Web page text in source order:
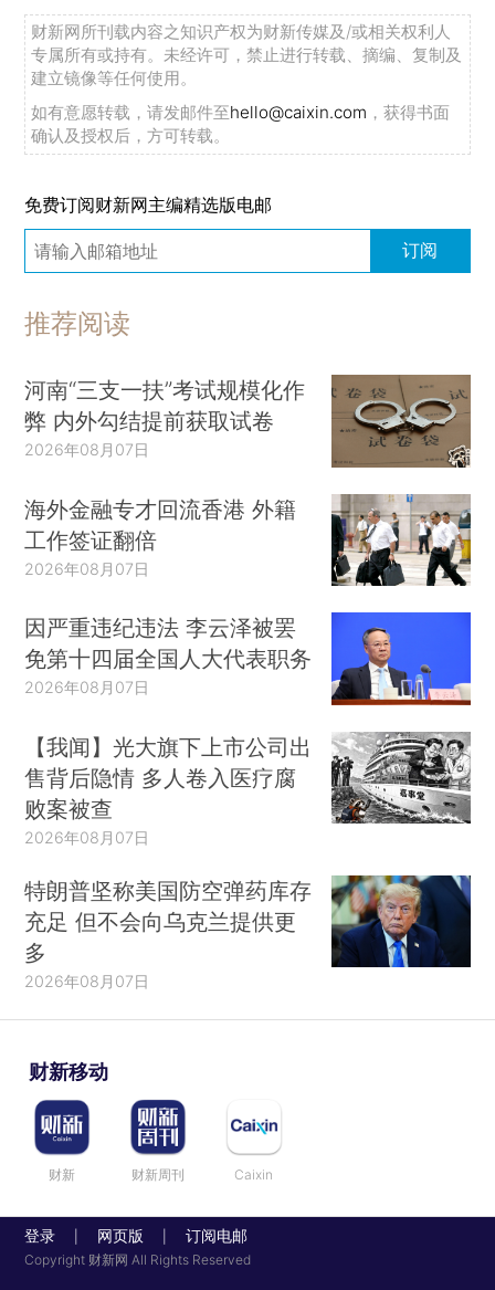
财新网所刊载内容之知识产权为财新传媒及/或相关权利人
专属所有或持有。未经许可，禁止进行转载、摘编、复制及
建立镜像等任何使用。
如有意愿转载，请发邮件至hello@caixin.com ，获得书面
确认及授权后，方可转载。
免费订阅财新网主编精选版电邮
订阅
推荐阅读
河南“三支一扶”考试规模化作
弊 内外勾结提前获取试卷
2026年08月07日
海外金融专才回流香港 外籍
工作签证翻倍
2026年08月07日
因严重违纪违法 李云泽被罢
免第十四届全国人大代表职务
2026年08月07日
【我闻】光大旗下上市公司出
售背后隐情 多人卷入医疗腐
败案被查
2026年08月07日
特朗普坚称美国防空弹药库存
充足 但不会向乌克兰提供更
多
2026年08月07日
财新移动
财新 财新周刊 Caixin
登录 网页版 订阅电邮
Copyright 财新网 All Rights Reserved